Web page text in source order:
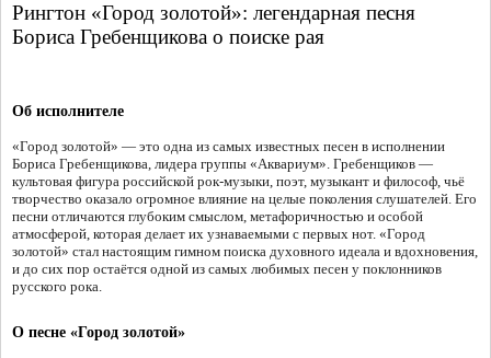
Рингтон «Город золотой»: легендарная песня
Бориса Гребенщикова о поиске рая
Об исполнителе
«Город золотой» — это одна из самых известных песен в исполнении
Бориса Гребенщикова, лидера группы «Аквариум». Гребенщиков —
культовая фигура российской рок-музыки, поэт, музыкант и философ, чьё
творчество оказало огромное влияние на целые поколения слушателей. Его
песни отличаются глубоким смыслом, метафоричностью и особой
атмосферой, которая делает их узнаваемыми с первых нот. «Город
золотой» стал настоящим гимном поиска духовного идеала и вдохновения,
и до сих пор остаётся одной из самых любимых песен у поклонников
русского рока.
О песне «Город золотой»